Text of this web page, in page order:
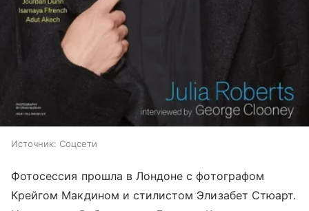
Источник: Соцсети
Фотосессия прошла в Лондоне с фотографом
Крейгом Макдином и стилистом Элизабет Стюарт.